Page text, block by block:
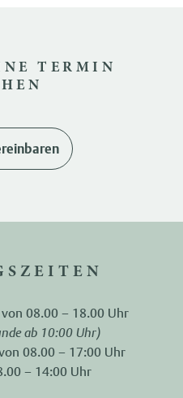
TERMIN
08.00 – 18.00 Uhr
ab 10:00 Uhr)
08.00 – 17:00 Uhr
– 14:00 Uhr